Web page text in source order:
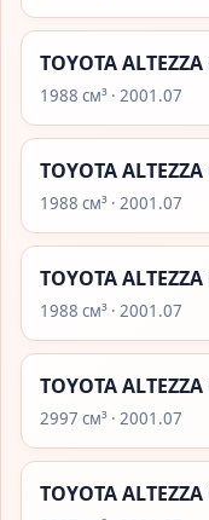
TOYOTA
1988 см³ · 2001.07
TOYOTA
1988 см³ · 2001.07
TOYOTA
1988 см³ · 2001.07
TOYOTA
2997 см³ · 2001.07
TOYOTA